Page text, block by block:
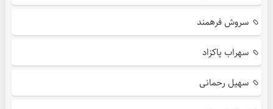
سروش فرهمند
سهراب پاکزاد
سهیل رحمانی